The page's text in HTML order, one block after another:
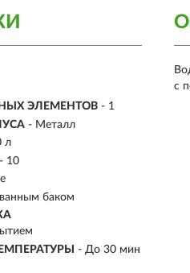
ЭЛЕМЕНТОВ - 1
- Металл
л
- 10
баком
- До 30 мин
с